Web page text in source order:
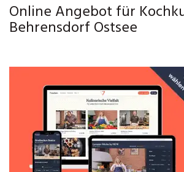
Online Angebot für
Behrensdorf Ostsee